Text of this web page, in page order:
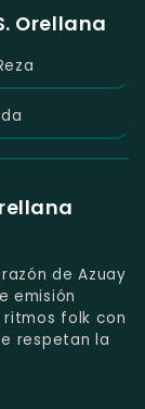
Orellana
de Azuay
emisión
folk con
respetan la